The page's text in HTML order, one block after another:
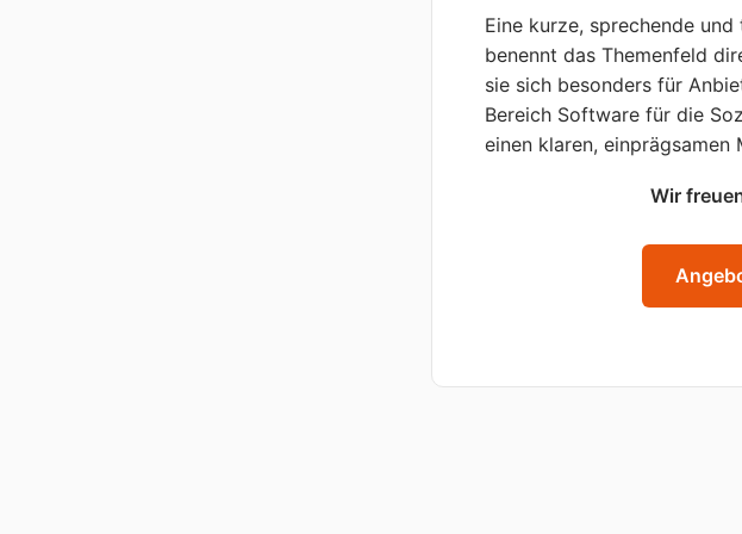
Eine kurze, sprechende
benennt das Themenfeld
sie sich besonders für
Bereich Software für die
einen klaren,
Wir